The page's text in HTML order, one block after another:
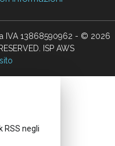
IVA 13868590962 - © 2026
ISP AWS
RSS negli